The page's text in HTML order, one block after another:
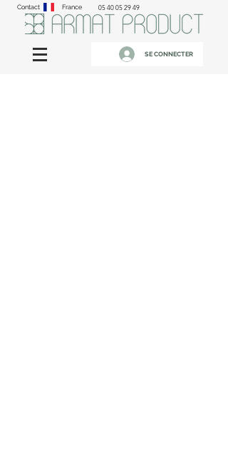
Contact France 05 40 05 29 49
SE CONNECTER